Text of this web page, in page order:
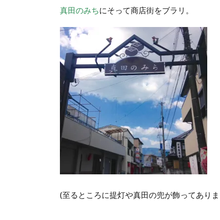
真田のみちにそって商店街をブラリ。
(至るところに提灯や真田の兜が飾ってあり